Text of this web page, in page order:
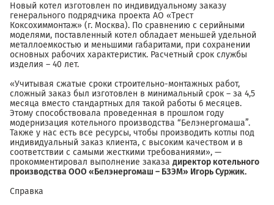
Новый котел изготовлен по индивидуальному заказу
генерального подрядчика проекта АО «Трест
Коксохиммонтаж» (г. Москва). По сравнению с серийными
моделями, поставленный котел обладает меньшей удельной
металлоемкостью и меньшими габаритами, при сохранении
основных рабочих характеристик. Расчетный срок службы
изделия – 40 лет.
«Учитывая сжатые сроки строительно-монтажных работ,
сложный заказ был изготовлен в минимальный срок – за 4,5
месяца вместо стандартных для такой работы 6 месяцев.
Этому способствовала проведенная в прошлом году
модернизация котельного производства “Белэнергомаша”.
Также у нас есть все ресурсы, чтобы производить котлы под
индивидуальный заказ клиента, с высоким качеством и в
соответствии с самыми жесткими требованиями», —
прокомментировал выполнение заказа директор котельного
производства ООО «Белэнергомаш – БЗЭМ» Игорь Суржик.
Справка